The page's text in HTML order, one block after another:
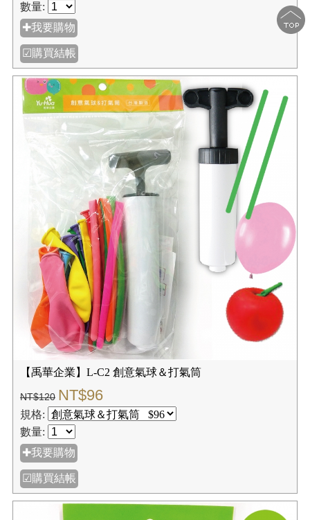
數量:
✚我要購物
☑購買結帳
【禹華企業】L-C2 創意氣球＆打氣筒
NT$120 NT$96
規格:
數量:
✚我要購物
☑購買結帳